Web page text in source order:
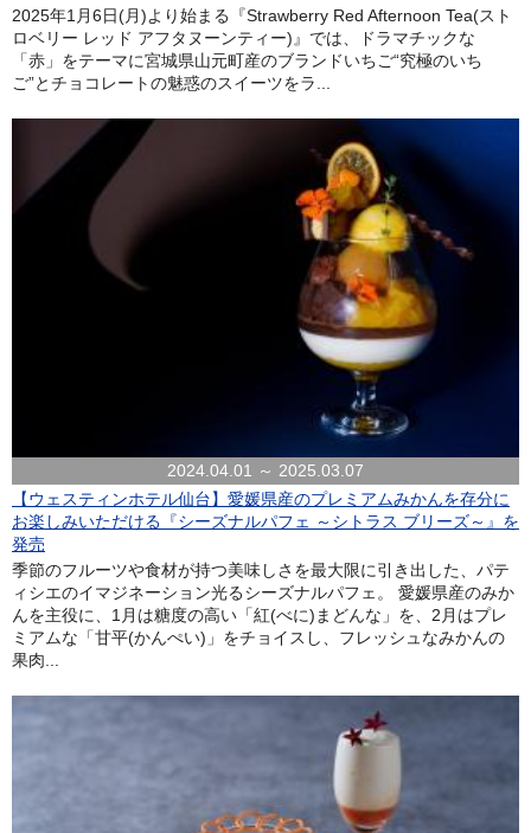
2025年1月6日(月)より始まる『Strawberry Red Afternoon Tea(スト
ロベリー レッド アフタヌーンティー)』では、ドラマチックな
「赤」をテーマに宮城県山元町産のブランドいちご“究極のいち
ご”とチョコレートの魅惑のスイーツをラ...
2024.04.01 ～ 2025.03.07
【ウェスティンホテル仙台】愛媛県産のプレミアムみかんを存分に
お楽しみいただける『シーズナルパフェ ～シトラス ブリーズ～』を
発売
季節のフルーツや食材が持つ美味しさを最大限に引き出した、パテ
ィシエのイマジネーション光るシーズナルパフェ。 愛媛県産のみか
んを主役に、1月は糖度の高い「紅(べに)まどんな」を、2月はプレ
ミアムな「甘平(かんぺい)」をチョイスし、フレッシュなみかんの
果肉...